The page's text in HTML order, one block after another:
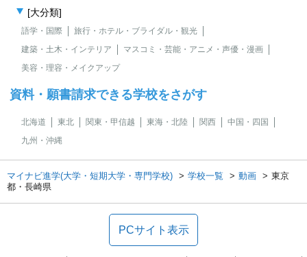
[大分類]
語学・国際
旅行・ホテル・ブライダル・観光
建築・土木・インテリア
マスコミ・芸能・アニメ・声優・漫画
美容・理容・メイクアップ
資料・願書請求できる学校をさがす
北海道 東北 関東・甲信越 東海・北陸 関西
中国・四国
九州・沖縄
マイナビ進学(大学・短期大学・専門学校) 学校一覧 動画
東京
都・長崎県
PCサイト表示